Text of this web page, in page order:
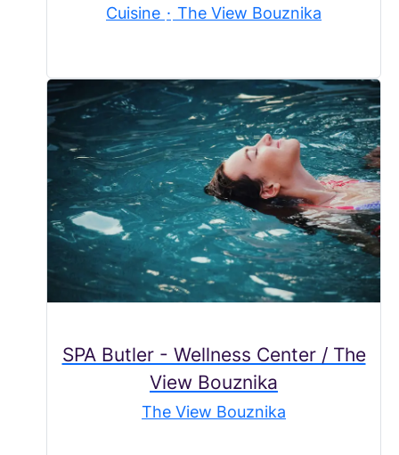
Cuisine · The View Bouznika
SPA Butler - Wellness Center / The
View Bouznika
The View Bouznika